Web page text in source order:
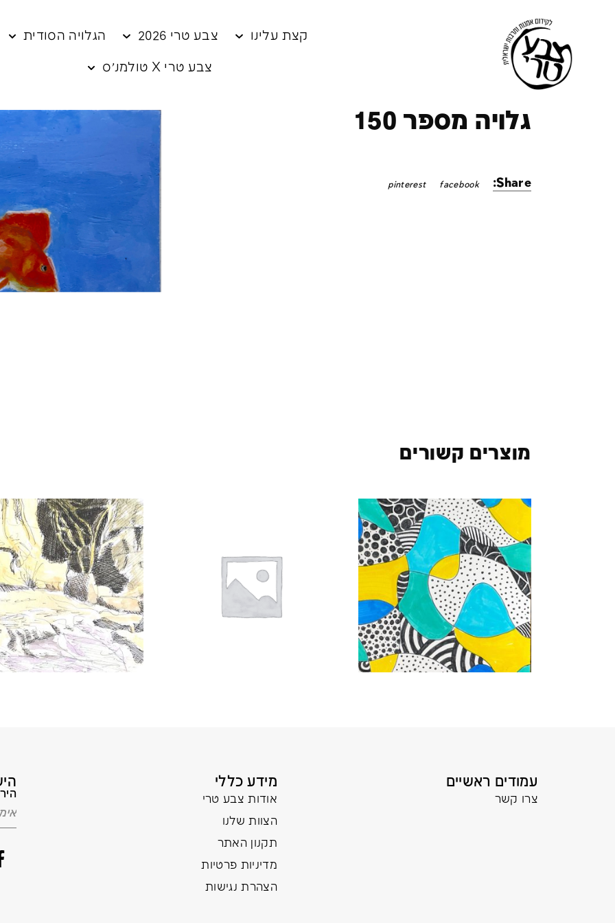
קצת עלינו צבע טרי 2026 הגלויה הסודית
צבע טרי X טולמנ׳ס
גלויה מספר 150
Share:
facebook
pinterest
מוצרים קשורים
עמודים ראשיים
צרו קשר
מידע כללי
אודות צבע טרי
הצוות שלנו
תקנון האתר
מדיניות פרטיות
הצהרת נגישות